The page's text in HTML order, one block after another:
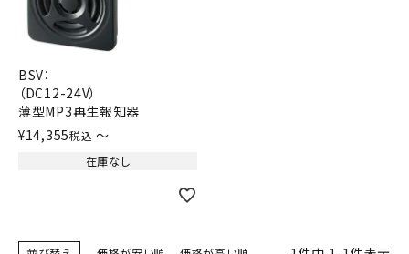
積層信号灯
回転灯
流線型
音/音声
BSV：
（DC12-24V）
薄型MP3再生報知器
¥14,355税込 〜
在庫なし